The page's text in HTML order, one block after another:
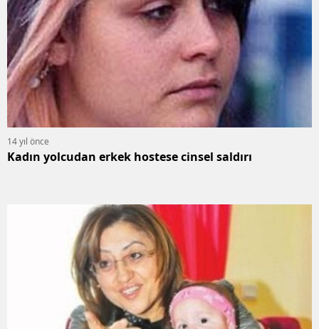
14 yıl önce
Kadın yolcudan erkek hostese cinsel saldırı